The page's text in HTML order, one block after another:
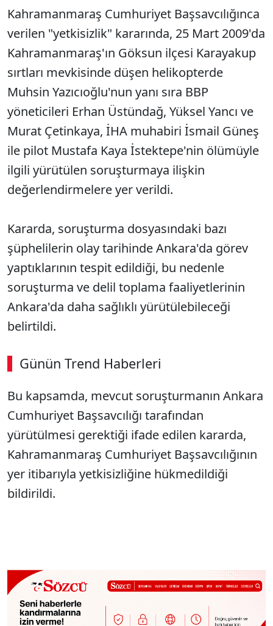
Kahramanmaraş Cumhuriyet Başsavcılığınca
verilen "yetkisizlik" kararında, 25 Mart 2009'da
Kahramanmaraş'ın Göksun ilçesi Karayakup
sırtları mevkisinde düşen helikopterde
Muhsin Yazıcıoğlu'nun yanı sıra BBP
yöneticileri Erhan Üstündağ, Yüksel Yancı ve
Murat Çetinkaya, İHA muhabiri İsmail Güneş
ile pilot Mustafa Kaya İstektepe'nin ölümüyle
ilgili yürütülen soruşturmaya ilişkin
değerlendirmelere yer verildi.
Kararda, soruşturma dosyasındaki bazı
şüphelilerin olay tarihinde Ankara'da görev
yaptıklarının tespit edildiği, bu nedenle
soruşturma ve delil toplama faaliyetlerinin
Ankara'da daha sağlıklı yürütülebileceği
belirtildi.
Günün Trend Haberleri
Bu kapsamda, mevcut soruşturmanın Ankara
Cumhuriyet Başsavcılığı tarafından
yürütülmesi gerektiği ifade edilen kararda,
Kahramanmaraş Cumhuriyet Başsavcılığının
yer itibarıyla yetkisizliğine hükmedildiği
bildirildi.